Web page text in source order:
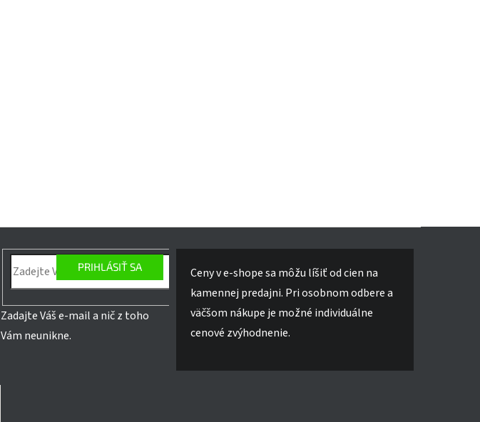
PRIHLÁSIŤ SA
Zadajte Váš e-mail a nič z toho
Vám neunikne.
Ceny v e-shope sa môžu líšiť od cien na
kamennej predajni. Pri osobnom odbere a
väčšom nákupe je možné individuálne
cenové zvýhodnenie.